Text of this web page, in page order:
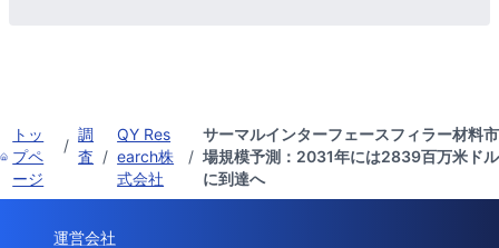
トッ
プペ
ージ
/
調
査 /
QY Res
earch株
式会社
/
サーマルインターフェースフィラー材料市
場規模予測：2031年には2839百万米ドル
に到達へ
運営会社